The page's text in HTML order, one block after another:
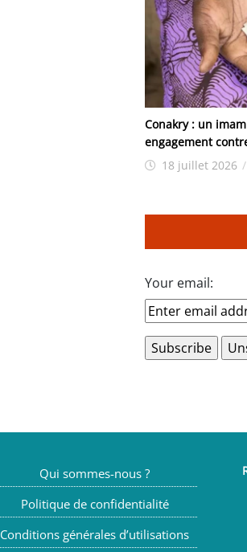
Conakry : un
engagement
18 juillet 2026 /
Your email:
Qui sommes-nous ?
Politique de confidentialité
Conditions générales d’utilisations